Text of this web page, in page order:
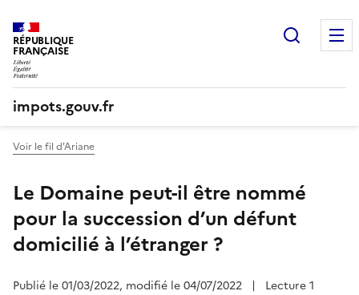
RÉPUBLIQUE
FRANÇAISE
impots.gouv.fr
Voir le fil d'Ariane
Le Domaine peut-il être nommé
pour la succession d’un défunt
domicilié à l’étranger ?
Publié le 01/03/2022, modifié le 04/07/2022 |
Lecture 1